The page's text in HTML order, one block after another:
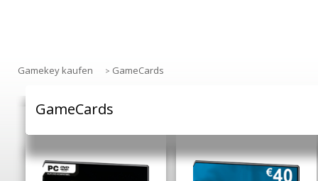
Gamekey kaufen > GameCards
GameCards